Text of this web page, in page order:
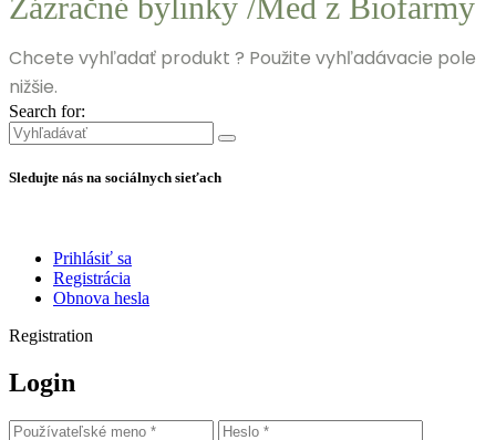
Chcete vyhľadať produkt ? Použite vyhľadávacie pole
nižšie.
Search for:
Sledujte nás na sociálnych sieťach
Prihlásiť sa
Registrácia
Obnova hesla
Registration
Login